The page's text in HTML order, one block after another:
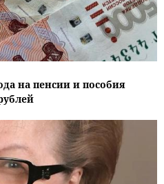
на пенсии и пособия